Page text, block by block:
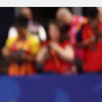
الدوري السعودي للمحترفين
دوري أبطال أوروبا
دوري أبطال إفريقيا